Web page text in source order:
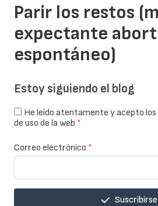
Parir los restos
expectante
espontáneo)
Estoy siguiendo el blog
He leído atentamente y acepto los
de uso de la web *
Correo electrónico *
Suscribirse